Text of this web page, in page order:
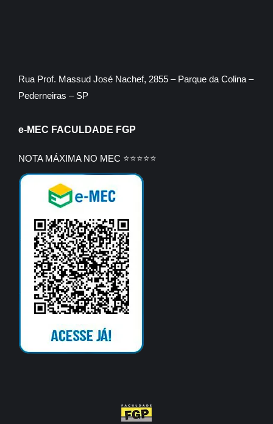
Rua Prof. Massud José Nachef, 2855 – Parque da Colina –
Pederneiras – SP
e-MEC FACULDADE FGP
NOTA MÁXIMA NO MEC ⭐⭐⭐⭐⭐